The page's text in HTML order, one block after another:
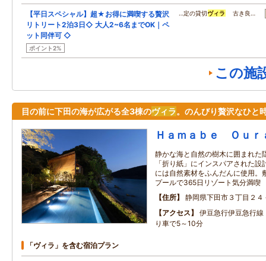
【平日スペシャル】超★お得に満喫する贅沢
リトリート2泊3日◇ 大人2~6名までOK｜ペ
ット同伴可 ◇
ポイント2%
…定の貸切ヴィラ 古き良…
この施
目の前に下田の海が広がる全3棟のヴィラ。のんびり贅沢なひと
Ｈａｍａｂｅ Ｏｕｒ
静かな海と自然の樹木に囲まれた
「折り紙」にインスパアされた
には自然素材をふんだんに使用。
プールで365日リゾート気分満喫
住所
静岡県下田市３丁目２４
アクセス
伊豆急行伊豆急行
り車で5～10分
「ヴィラ」を含む宿泊プラン